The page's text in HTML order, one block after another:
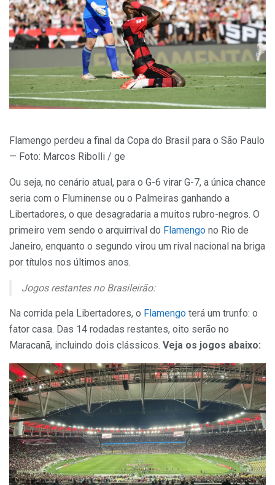
Flamengo perdeu a final da Copa do Brasil para o São Paulo
— Foto: Marcos Ribolli / ge
Ou seja, no cenário atual, para o G-6 virar G-7, a única chance
seria com o Fluminense ou o Palmeiras ganhando a
Libertadores, o que desagradaria a muitos rubro-negros. O
primeiro vem sendo o arquirrival do Flamengo no Rio de
Janeiro, enquanto o segundo virou um rival nacional na briga
por títulos nos últimos anos.
Jogos restantes no Brasileirão:
Na corrida pela Libertadores, o Flamengo terá um trunfo: o
fator casa. Das 14 rodadas restantes, oito serão no
Maracanã, incluindo dois clássicos. Veja os jogos abaixo: